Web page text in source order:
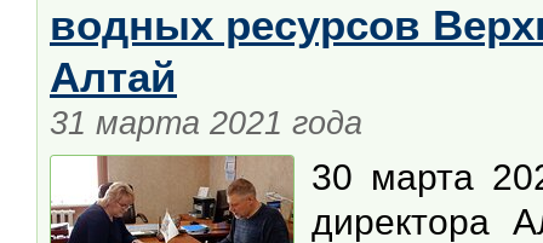
водных ресурсов
Алтай
31 марта 2021 года
30 марта
директора